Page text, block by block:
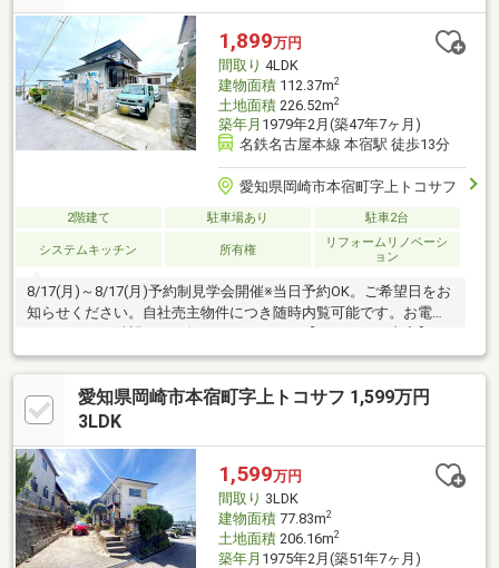
分）・羽栗病院病院3100ｍ（徒歩39分
1,899万円
間取り 4LDK
建物面積112.37m2
土地面積226.52m2
築年月 1979年2月(築47年7ヶ月)
名鉄名古屋本線 本宿駅 徒歩13分
愛知県岡崎市本宿町字上トコサフ
2階建て 駐車場あり 駐車2台
システムキッチン 所有権
リフォームリノベーシ
ョン
8/17(月)～8/17(月)予約制見学会開催※当日予約OK。ご希望日をお
知らせください。自社売主物件につき随時内覧可能です。お電話
標準シロアリ防除工事、クリーニング、鍵交換、雨漏り点検、設
備点検●外構・外装駐車場拡張、屋根塗装、外壁塗装、植栽剪
定、庭木伐採●水回りシステムキッチン交換、ユニットバス交
換、トイレ交換、洗面化粧台交換●内装間取変更、玄関扉交換、
ロス張替え●その他設備インターホン設置、火災警報器設置、照
明器具交換
愛知県岡崎市本宿町字上トコサフ 1,599万円
3LDK
1,599万円
間取り 3LDK
建物面積77.83m2
土地面積206.16m2
築年月 1975年2月(築51年7ヶ月)